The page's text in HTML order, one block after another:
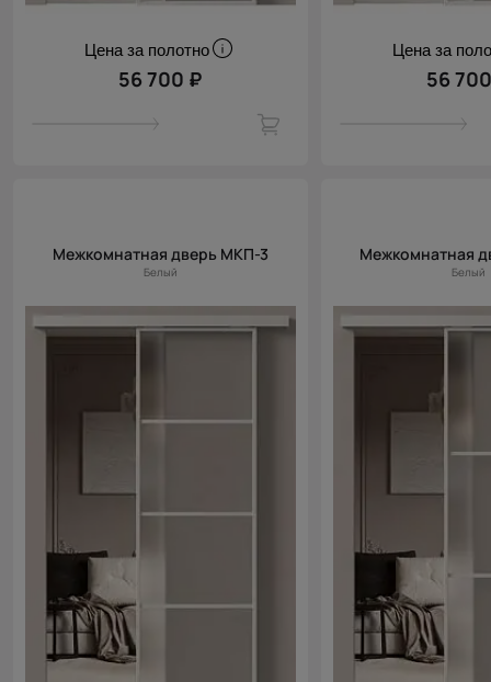
Цена за полотно
56 700 ₽
Цена за
56
Межкомнатная дверь МКП-3
Белый
Межкомнатная
Белый